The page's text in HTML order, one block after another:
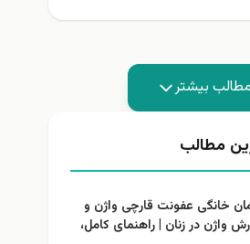
مطالب بیشتر
مطالب
خانگی عفونت قارچی واژن و
واژن در زنان | راهنمای کامل،